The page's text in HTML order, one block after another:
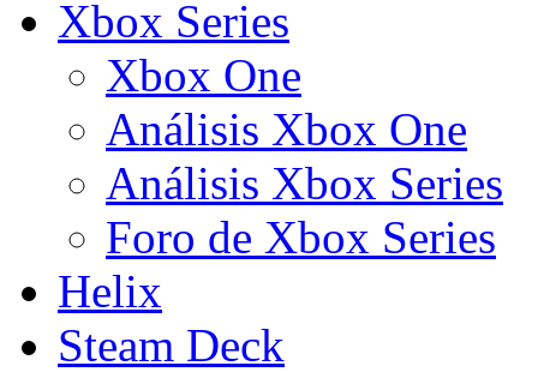
Xbox Series
Xbox One
Análisis Xbox One
Análisis Xbox Series
Foro de Xbox Series
Helix
Steam Deck